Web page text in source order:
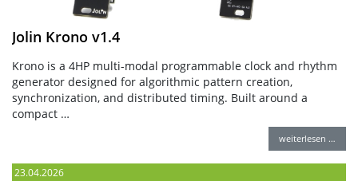
Jolin Krono v1.4
Krono is a 4HP multi-modal programmable clock and rhythm
generator designed for algorithmic pattern creation,
synchronization, and distributed timing. Built around a
compact …
weiterlesen …
23.04.2026